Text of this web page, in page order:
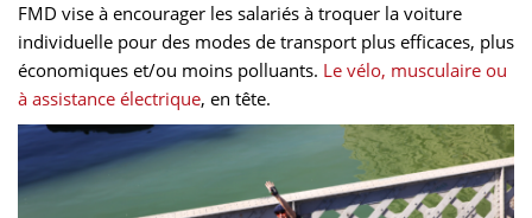
FMD vise à encourager les salariés à troquer la voiture
individuelle pour des modes de transport plus efficaces, plus
économiques et/ou moins polluants. Le vélo, musculaire ou
à assistance électrique, en tête.